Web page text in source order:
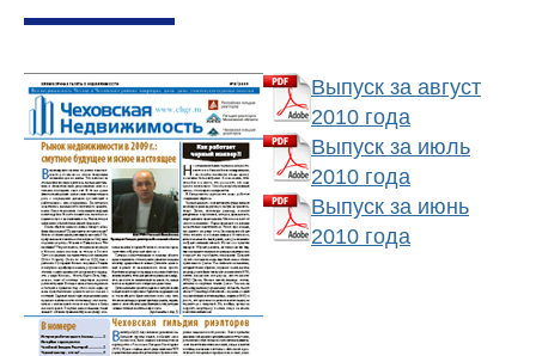
Выпуск за август
2010 года
Выпуск за июль
2010 года
Выпуск за июнь
2010 года